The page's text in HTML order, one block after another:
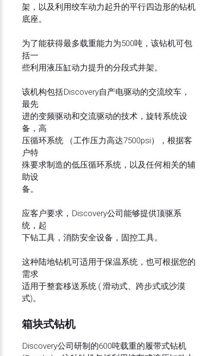
架，以及利用绞车动力起升的平行四边形的钻机
底座。
为了能获得最多载重能力为500吨，该钻机可包
括一
些利用液压缸动力提升的分段式井架。
该机构包括Discovery自产电驱动的交流绞车，
最先
进的变频驱动和交流驱动的技术，旋转系统设
备，高
压循环系统 （工作压力高达7500psi），根据客
户特
殊要求制造的低压循环系统，以及任何相关的辅
助设
备。
应客户要求，Discovery公司能够提供顶驱系
统，起
下钻工具，消防安全设备，固控工具。
这种陆地钻机可适用于保温系统，也可根据您的
需求
适用于整套移送系统 ( 滑动式、跨步式或沙漠
式)。
箱块式钻机
Discovery公司研制的600吨载重的履带式钻机